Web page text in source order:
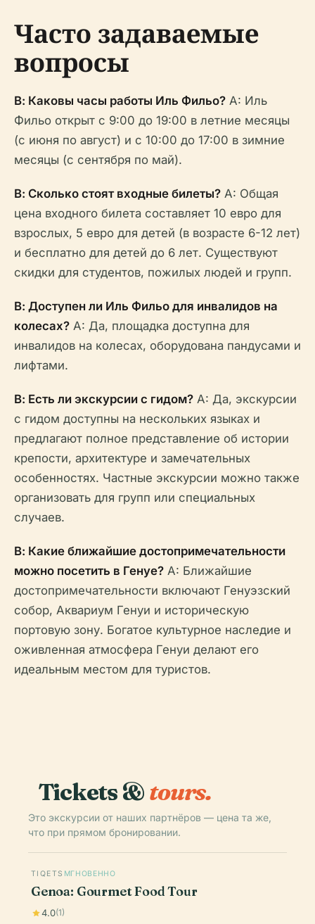
Часто задаваемые
вопросы
В: Каковы часы работы Иль Фильо? A: Иль
Фильо открыт с 9:00 до 19:00 в летние месяцы
(с июня по август) и с 10:00 до 17:00 в зимние
месяцы (с сентября по май).
В: Сколько стоят входные билеты? A: Общая
цена входного билета составляет 10 евро для
взрослых, 5 евро для детей (в возрасте 6-12 лет)
и бесплатно для детей до 6 лет. Существуют
скидки для студентов, пожилых людей и групп.
В: Доступен ли Иль Фильо для инвалидов на
колесах? A: Да, площадка доступна для
инвалидов на колесах, оборудована пандусами и
лифтами.
В: Есть ли экскурсии с гидом? A: Да, экскурсии
с гидом доступны на нескольких языках и
предлагают полное представление об истории
крепости, архитектуре и замечательных
особенностях. Частные экскурсии можно также
организовать для групп или специальных
случаев.
В: Какие ближайшие достопримечательности
можно посетить в Генуе? A: Ближайшие
достопримечательности включают Генуэзский
собор, Аквариум Генуи и историческую
портовую зону. Богатое культурное наследие и
оживленная атмосфера Генуи делают его
идеальным местом для туристов.
Tickets &tours.
Это экскурсии от наших партнёров — цена та же,
что при прямом бронировании.
TIQETS МГНОВЕННО
Genoa: Gourmet Food Tour
4.0(1)